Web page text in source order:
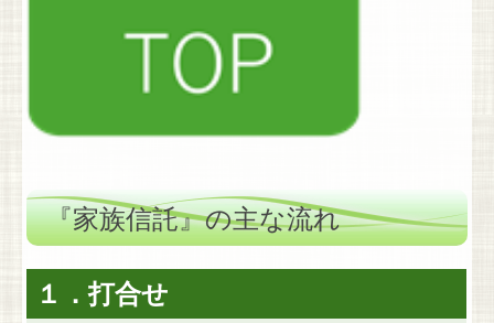
『家族信託』の主な流れ
１．打合せ